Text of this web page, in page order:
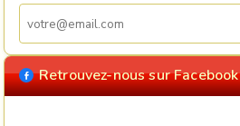
Retrouvez-nous sur Facebook